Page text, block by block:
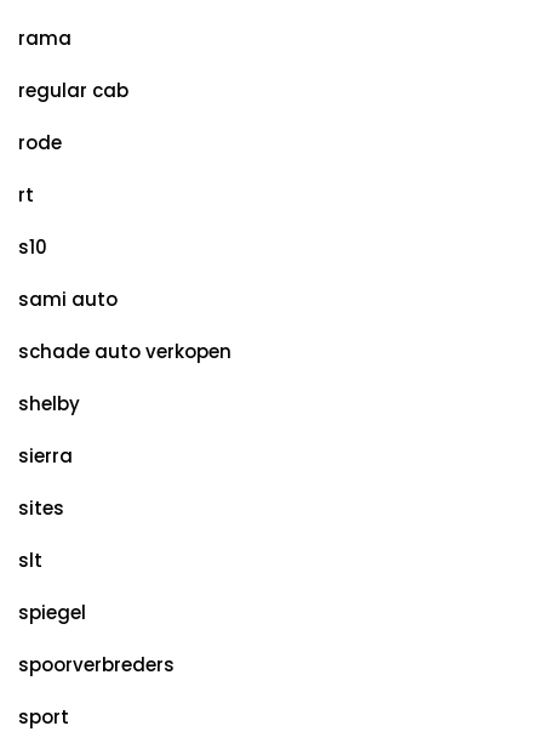
rama
regular cab
rode
rt
s10
sami auto
schade auto verkopen
shelby
sierra
sites
slt
spiegel
spoorverbreders
sport